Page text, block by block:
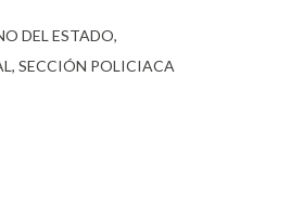
DEL ESTADO
SECCIÓN POLICIACA